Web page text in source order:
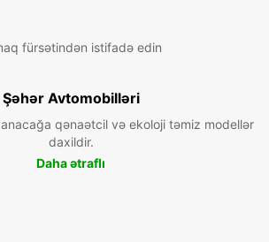
fürsətindən istifadə edin
Şəhər Avtomobilləri
qənaətcil və ekoloji təmiz modellər
daxildir.
Daha ətraflı